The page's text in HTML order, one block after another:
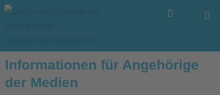
Zum
Menü
Informationen für Angehörige
der Medien